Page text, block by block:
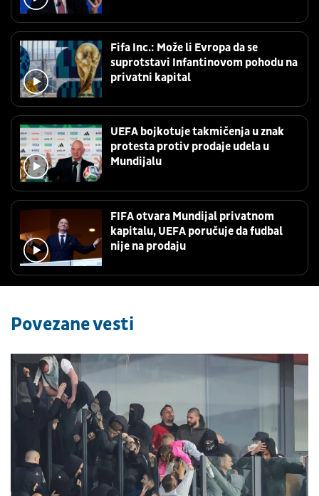
Fifa Inc.: Može li Evropa da se
suprotstavi Infantinovom pohodu na
privatni kapital
UEFA bojkotuje takmičenja u znak
protesta protiv prodaje udela u
Mundijalu
FIFA otvara Mundijal privatnom
kapitalu, UEFA poručuje da fudbal
nije na prodaju
Povezane vesti